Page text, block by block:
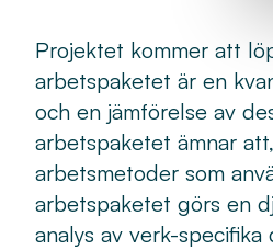
Projektet kommer att
arbetspaketet är en
och en jämförelse av
arbetspaketet ämnar
arbetsmetoder som
arbetspaketet görs en
analys av verk-